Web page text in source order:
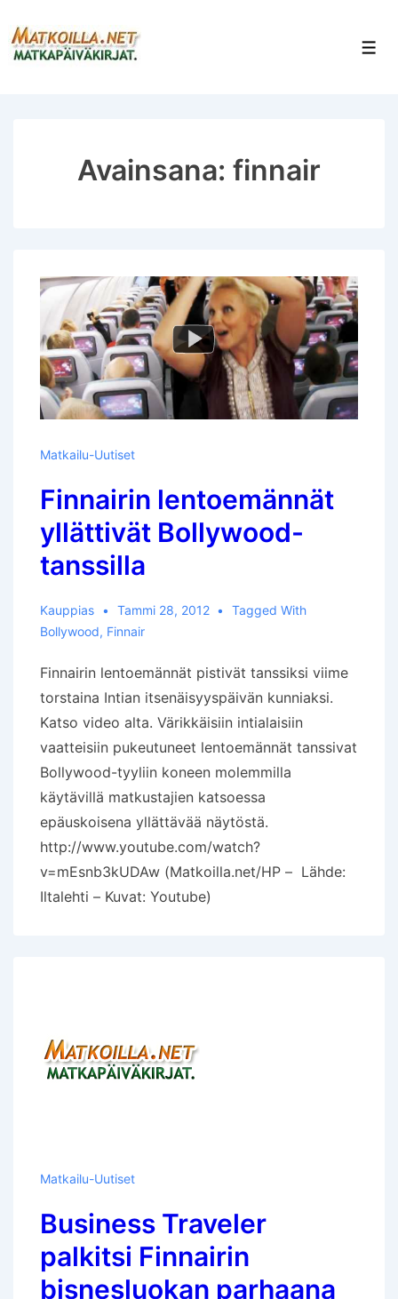
Siirry
pääsisältöön
Avainsana: finnair
Matkailu-Uutiset
Finnairin lentoemännät
yllättivät Bollywood-
tanssilla
Kauppias Tammi 28, 2012
Tagged With
Bollywood, Finnair
Finnairin lentoemännät pistivät tanssiksi viime
torstaina Intian itsenäisyyspäivän kunniaksi.
Katso video alta. Värikkäisiin intialaisiin
vaatteisiin pukeutuneet lentoemännät tanssivat
Bollywood-tyyliin koneen molemmilla
käytävillä matkustajien katsoessa
epäuskoisena yllättävää näytöstä.
http://www.youtube.com/watch?
v=mEsnb3kUDAw (Matkoilla.net/HP – Lähde:
Iltalehti – Kuvat: Youtube)
Matkailu-Uutiset
Business Traveler
palkitsi Finnairin
bisnesluokan parhaana